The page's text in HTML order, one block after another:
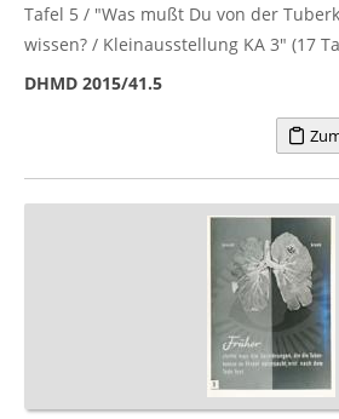
Tafel 5 / "Was mußt Du von der
wissen? / Kleinausstellung KA 3" (17
DHMD 2015/41.5